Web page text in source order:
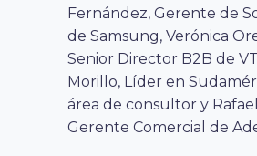
Fernández, Gerente de
de Samsung, Verónica
Senior Director B2B de
Morillo, Líder en
área de consultor y
Gerente Comercial de